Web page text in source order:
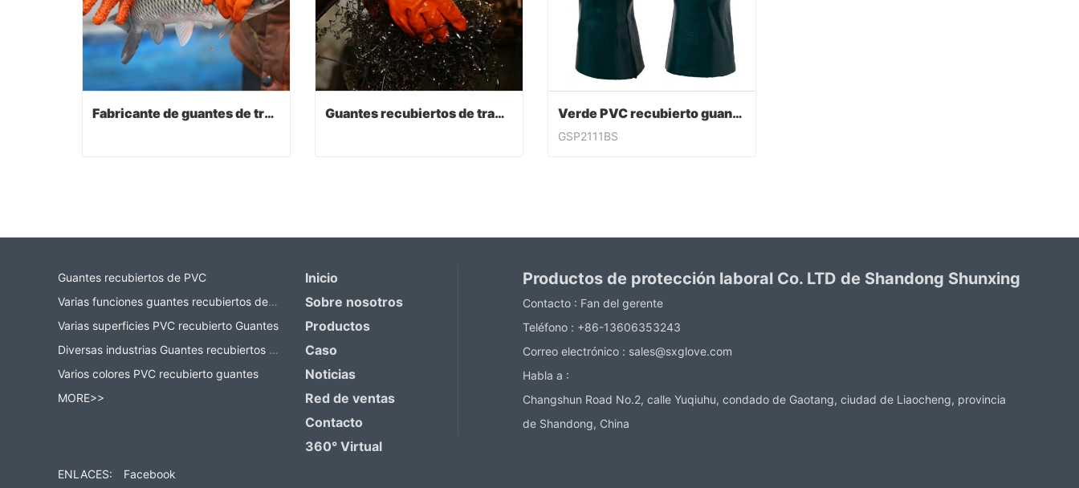
Fabricante de guantes de trabajo Guantes recubiertos de trabajo de PVC Verde PVC recubierto guantes acabado sandy
GSP2111BS
Guantes recubiertos de PVC
Varias funciones guantes recubiertos de PVC
Varias superficies PVC recubierto Guantes
Diversas industrias Guantes recubiertos de PVC
Varios colores PVC recubierto guantes
MORE>>
Inicio
Sobre nosotros
Productos
Caso
Noticias
Red de ventas
Contacto
360° Virtual
Productos de protección laboral Co. LTD de Shandong Shunxing
Contacto : Fan del gerente
Teléfono : +86-13606353243
Correo electrónico : sales@sxglove.com
Habla a :
Changshun Road No.2, calle Yuqiuhu, condado de Gaotang, ciudad de Liaocheng, provincia
de Shandong, China
ENLACES: Facebook